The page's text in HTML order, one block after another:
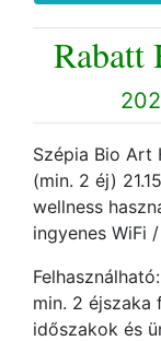
Rabatt
Szépia Bio Art
(min. 2 éj)
wellness
ingyenes WiFi
min. 2 éjszaka
időszakok és